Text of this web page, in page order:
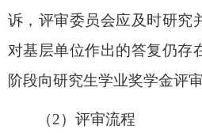
诉，评审委员会应及时研究
对基层单位作出的答复仍存
阶段向研究生学业奖学金评
（2）评审流程